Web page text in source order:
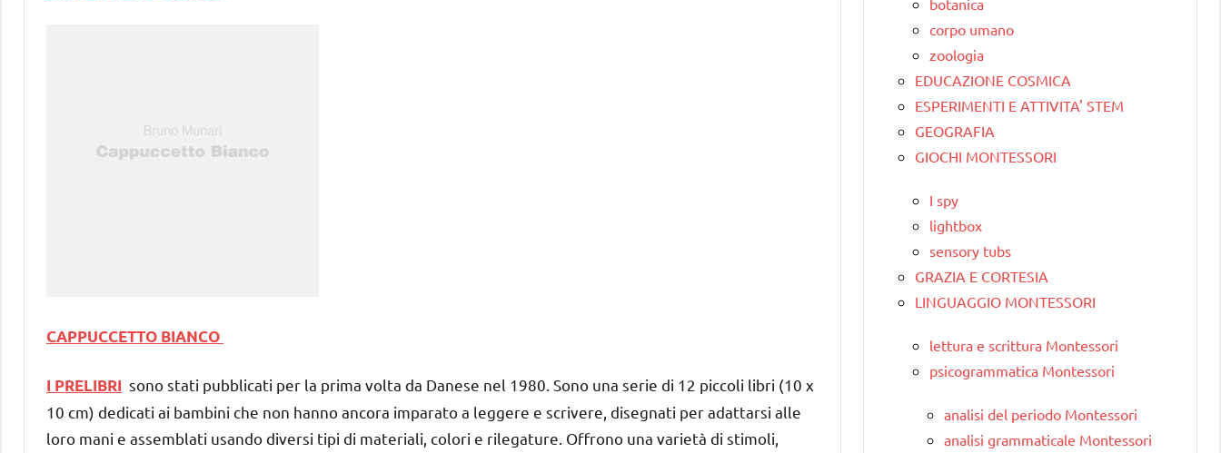
CAPPUCCETTO BIANCO
I PRELIBRI sono stati pubblicati per la prima volta da Danese nel 1980. Sono una serie di 12 piccoli libri (10 x
10 cm) dedicati ai bambini che non hanno ancora imparato a leggere e scrivere, disegnati per adattarsi alle
loro mani e assemblati usando diversi tipi di materiali, colori e rilegature. Offrono una varietà di stimoli,
corpo umano
zoologia
EDUCAZIONE COSMICA
ESPERIMENTI E ATTIVITA' STEM
GEOGRAFIA
GIOCHI MONTESSORI
I spy
lightbox
sensory tubs
GRAZIA E CORTESIA
LINGUAGGIO MONTESSORI
lettura e scrittura Montessori
psicogrammatica Montessori
analisi del periodo Montessori
analisi grammaticale Montessori